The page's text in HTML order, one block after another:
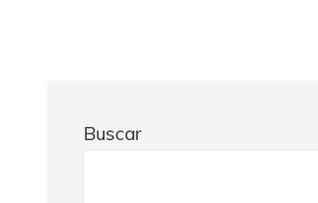
Buscar